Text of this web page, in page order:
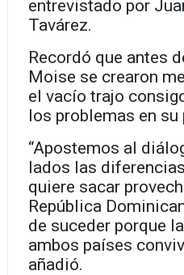
entrevistado por
Tavárez.
Recordó que antes
Moise se crearon
el vacío trajo
los problemas en su
“Apostemos al
lados las
quiere sacar
República
de suceder porque
ambos países
añadió.